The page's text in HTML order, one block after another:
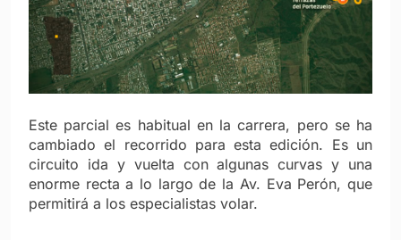
Este parcial es habitual en la carrera, pero se ha
cambiado el recorrido para esta edición. Es un
circuito ida y vuelta con algunas curvas y una
enorme recta a lo largo de la Av. Eva Perón, que
permitirá a los especialistas volar.